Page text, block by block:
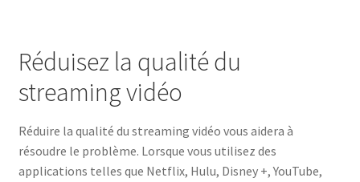
Réduisez la qualité du
streaming vidéo
Réduire la qualité du streaming vidéo vous aidera à
résoudre le problème. Lorsque vous utilisez des
applications telles que Netflix, Hulu, Disney +, YouTube,